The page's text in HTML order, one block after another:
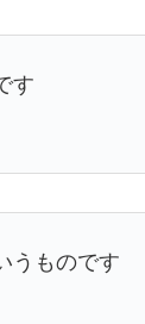
す
うものです